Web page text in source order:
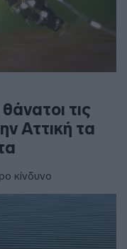
τις
Αττική τα
κίνδυνο